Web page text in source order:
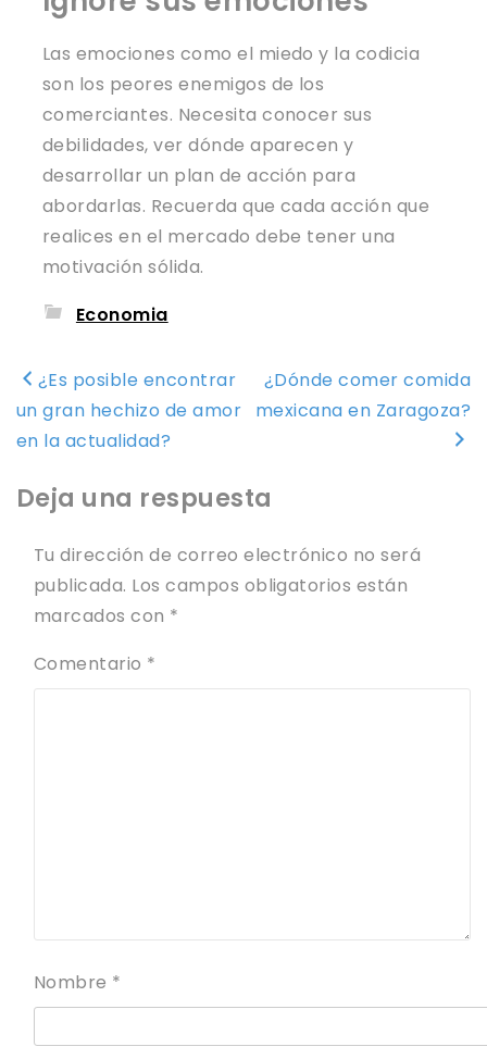
Las emociones como el miedo y la codicia
son los peores enemigos de los
comerciantes. Necesita conocer sus
debilidades, ver dónde aparecen y
desarrollar un plan de acción para
abordarlas. Recuerda que cada acción que
realices en el mercado debe tener una
motivación sólida.
Economia
Navegación
de
entradas
¿Es posible encontrar
un gran hechizo de amor
en la actualidad?
¿Dónde comer comida
mexicana en Zaragoza?
Deja una respuesta
Tu dirección de correo electrónico no será
publicada. Los campos obligatorios están
marcados con *
Comentario *
Nombre *